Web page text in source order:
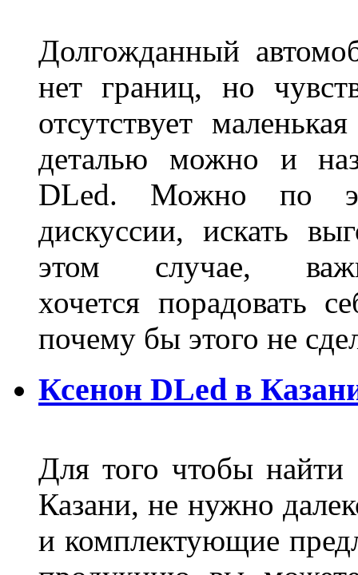
Долгожданный
нет границ, но
отсутствует
деталью можно и
DLed. Можно по
дискуссии, искать
этом случае,
хочется порадовать
почему бы этого не
Ксенон DLed в
Для того чтобы
Казани, не нужно
и комплектующие